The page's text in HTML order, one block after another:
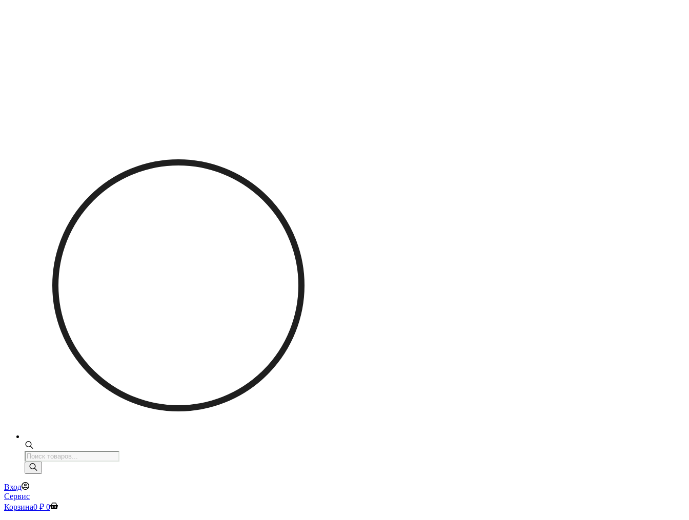
Поиск
товаров
Вход
Сервис
Корзина0 ₽ 0